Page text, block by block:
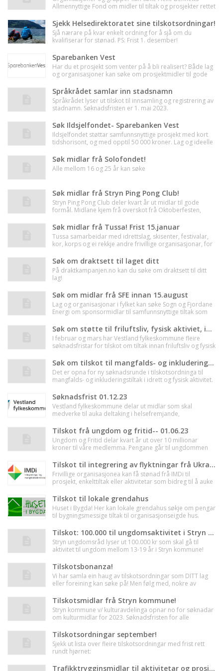
Allmennyttige Fond om midler til tiltak og prosjekter rettet
ettervern av rusmisbrukere, integreringstiltak og psykisk
utviklingshemmede. Søknader kan sendes fortløpende og
behandles fire ganger i året i forbindelse med styremøte
Sjekk Helsedirektoratet sine tilskotsordningar!
Sjå nærare på kvar enkelt ordning for å sjå om du
kvalifiserar for stønad. PS: Frist 1. desember!
Sparebanken Vest
Har du et prosjekt som venter på å bli realisert? Både lag
og organisasjoner kan søke om prosjektmidler til gode
utdanning og tiltak som bidrar til levende lokalsamfunn.
Språkrådet samlar inn stadsnamn
Språkrådet lyser ut tilskot til innsamling og registrering av
stadnamn. Søknadsfristen er 1. mai 2023.
Søk Ildsjelfondet- Sparebanken Vest
Ildsjelfondet støttar samfunnsnyttige prosjekt med kort
tidshorisont, og med opptil 50 000 kroner. Lag og ideelle
søknadsrunder:. Neste søknadsfrist er 01. februar!
Søk midlar frå Solofondet!
Alle mellom 16 og 25 år kan søke
Søk midlar frå Stryn Ping Pong Club!
Stryn Ping Pong Club deler kvart år ut midlar til gode
formål. Midlane kjem frå overskot frå Oktoberfesten,
mars!
Søk midlar frå Tussa! Frist 15.januar
Tussa samarbeidar med idrettslag, skisenter, festivalar,
kor, korps og ei rekkje andre frivillige organisasjonar, for
og besøkje.
Søk om draktsett til laget ditt
På draktkampanjen.no kan du søke om draktsett til ditt
lag!
Søk om midlar frå SFE innan 15.august
Lag og organisasjonar i fylket kan søke Sogn og Fjordane
Energi om sponsormidlar til samfunnsnyttige tiltak som
Søk om støtte til friluftsliv, fysisk aktiviet, inkludering og mangfald!
I februar og mars har Vestland fylkeskommune fleire
søknadsfristar for tilskot om tiltak innan friluftsliv og fysisk
Søk om tilskot til mangfalds- og inkluderingstiltak til idrett og fysisk aktivitet
Det er opna for ny søknadsrunde i tilskotsordninga til
mangfalds- og inkluderingstiltak i idrett og fysisk aktivitet.
skal legge til rette for auka deltaking i idrett og fysisk
aktivitet. Det kan gjevast tilskot til prosjekt eller til å få
dekka eingongsutgifter i 2023 og 2024.
Søknadsfrist 01.12.23
Vestland fylkeskommune delar ut midlar som skal
medverke til auka deltaking i helsefremjande,
grupper i befolkninga.
Tilskot frå ungdom og fritid-- 01.06.23
Ungdom og Fritid delar kvart år ut over 10 millionar
kroner til våre medlemma. Pengane går til ungdommen
Tilskot til integrering av flyktningar frå Ukraina (20.mai)
Frivillige organisasjonea kan få stønad frå IMDi til
prosjekt, enkelttiltak eller aktivitetar som bidreg til å auke
vaksne som kjem til Noreg!
Tilskot til lokale grendahus
Huset i Bygda! Her kan lokale grendahus søkje om pengar
til bygningsmessige tiltak til organisasjonseigde hus.
Tilskot: 100.000 til ungdomsaktivitet i Stryn kommune
Stryn ungdomsråd lyser ut 100.000 kr som skal gå til
aktivitet til ungdom mellom 13-19 år i Stryn kommune!
vert oppfordra til samarbeid med frivillege lag,
organisasjonar eller andre aktørar. Midlane kan gå til å
styrke ein eksisterande aktivitet, eller til noko heilt nytt!
Tilskotsbonanza!
Vi har samla ein haug av tilskotsordningar som DITT lag
eller foreining kan søke på! Men følg med, nokre av
Tilskotsmidlar frå Stryn kommune!
Stryn kommune v/ kulturavdelinga opnar no for søknadar
om kulturmidlar for 2023. Søknadsfristen for alle
Tilskotsordningar september!
Sjekk ut lista over fleire tilskotsordningar med frist rett
rundt hjørnet:
Trafikktrygginsmidlar til aktivitetar og prosjekt som fremmar trafikksikker åtferd!